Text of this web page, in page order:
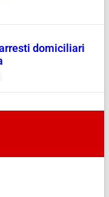
domiciliari